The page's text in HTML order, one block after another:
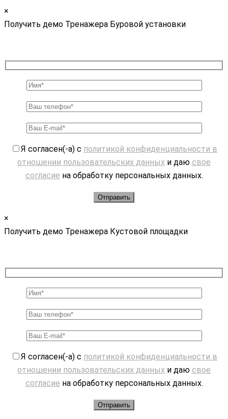
×
Получить демо Тренажера Буровой установки
Я согласен(-а) с политикой конфиденциальности в
отношении пользовательских данных и даю свое
согласие на обработку персональных данных.
×
Получить демо Тренажера Кустовой площадки
Я согласен(-а) с политикой конфиденциальности в
отношении пользовательских данных и даю свое
согласие на обработку персональных данных.